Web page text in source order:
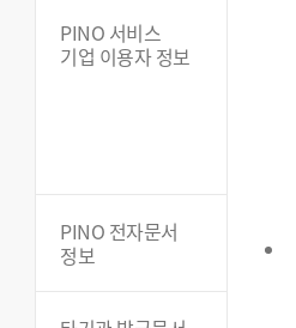
PINO 서비스
기업 이용자 정보
PINO 전자문서
정보